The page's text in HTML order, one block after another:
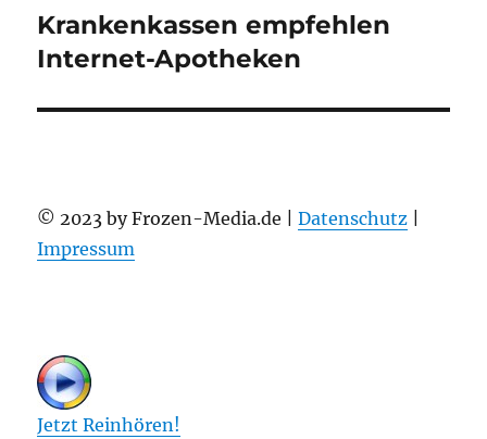
Nächster
Beitrag:
Krankenkassen empfehlen
Internet-Apotheken
© 2023 by Frozen-Media.de |Datenschutz
Impressum
Jetzt Reinhören!